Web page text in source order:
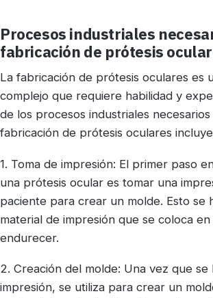
Procesos industriales
fabricación de prótesis
La fabricación de prótesis oculares es
complejo que requiere habilidad y
de los procesos industriales
fabricación de prótesis oculares
1. Toma de impresión: El primer paso
una prótesis ocular es tomar una
paciente para crear un molde. Esto se
material de impresión que se coloca
endurecer.
2. Creación del molde: Una vez que se
impresión, se utiliza para crear un